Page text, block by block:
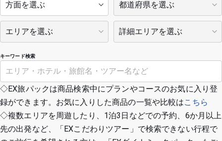
キーワード検索
◇EX旅パックは商品検索中にプランやコースのお気に入り登
録ができます。お気に入りした商品の一覧や比較はこちら
◇複数エリアを周遊したり、1泊3日などでの予約、6か月以上
先の出発など、「EXこだわりツアー」で検索できない行程で